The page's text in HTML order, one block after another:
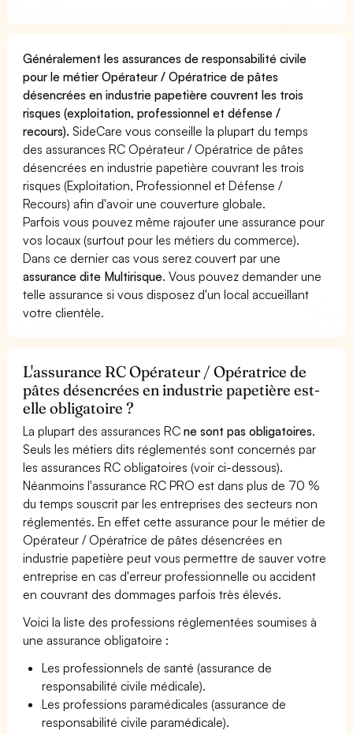
Généralement les assurances de responsabilité civile
pour le métier Opérateur / Opératrice de pâtes
désencrées en industrie papetière couvrent les trois
risques (exploitation, professionnel et défense /
recours). SideCare vous conseille la plupart du temps
des assurances RC Opérateur / Opératrice de pâtes
désencrées en industrie papetière couvrant les trois
risques (Exploitation, Professionnel et Défense /
Recours) afin d'avoir une couverture globale.
Parfois vous pouvez même rajouter une assurance pour
vos locaux (surtout pour les métiers du commerce).
Dans ce dernier cas vous serez couvert par une
assurance dite Multirisque. Vous pouvez demander une
telle assurance si vous disposez d'un local accueillant
votre clientèle.
L'assurance RC Opérateur / Opératrice de
pâtes désencrées en industrie papetière est-
elle obligatoire ?
La plupart des assurances RCne sont pas obligatoires.
Seuls les métiers dits réglementés sont concernés par
les assurances RC obligatoires (voir ci-dessous).
Néanmoins l'assurance RC PRO est dans plus de 70 %
du temps souscrit par les entreprises des secteurs non
réglementés. En effet cette assurance pour le métier de
Opérateur / Opératrice de pâtes désencrées en
industrie papetière peut vous permettre de sauver votre
entreprise en cas d'erreur professionnelle ou accident
en couvrant des dommages parfois très élevés.
Voici la liste des professions réglementées soumises à
une assurance obligatoire :
Les professionnels de santé (assurance de
responsabilité civile médicale).
Les professions paramédicales (assurance de
responsabilité civile paramédicale).